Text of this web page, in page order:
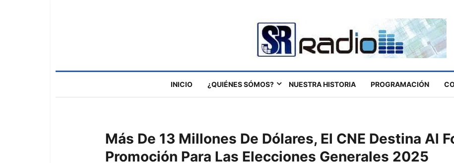
INICIO ¿QUIÉNES SÓMOS? NUESTRA HISTORIA PROGRAMACIÓN
Más De 13 Millones De Dólares, El CNE Destina Al
Promoción Para Las Elecciones Generales 2025